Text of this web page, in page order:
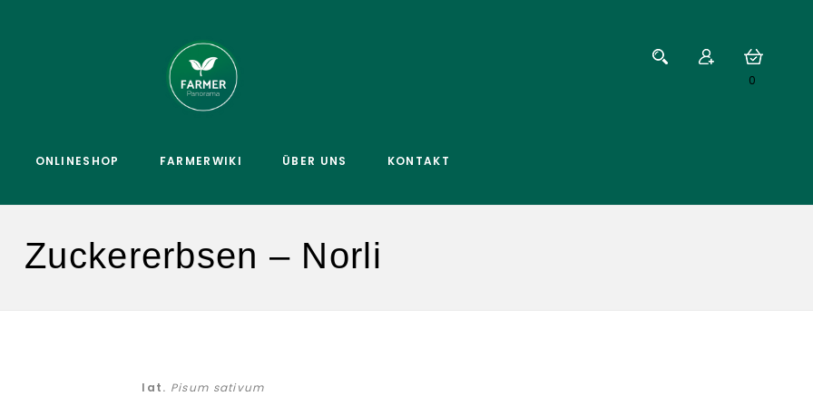
0
ONLINESHOP FARMERWIKI ÜBER UNS KONTAKT
Zuckererbsen – Norli
lat. Pisum sativum